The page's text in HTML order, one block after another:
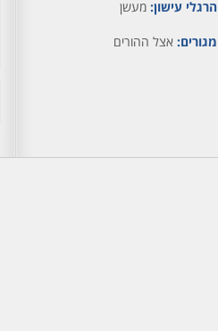
הרגלי עישון: מעשן
מגורים: אצל ההורים